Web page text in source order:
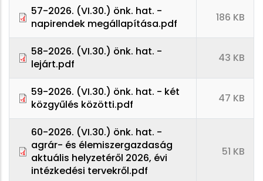
57-2026. (VI.30.) önk. hat. -
napirendek megállapítása.pdf
186 KB
58-2026. (VI.30.) önk. hat. -
lejárt.pdf
43 KB
59-2026. (VI.30.) önk. hat. - két
közgyűlés közötti.pdf
47 KB
60-2026. (VI.30.) önk. hat. -
agrár- és élemiszergazdaság
aktuális helyzetéről 2026, évi
intézkedési tervekről.pdf
51 KB